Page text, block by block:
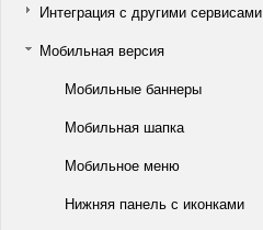
Интеграция с другими сервисами
Мобильная версия
Мобильные баннеры
Мобильная шапка
Мобильное меню
Нижняя панель с иконками